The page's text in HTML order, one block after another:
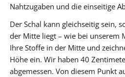
Nahtzugaben und die einseitige
Der Schal kann gleichseitig sein,
der Mitte liegt – wie bei unserem
Ihre Stoffe in der Mitte und
Höhe ein. Wir haben 40
abgemessen. Von diesem Punkt